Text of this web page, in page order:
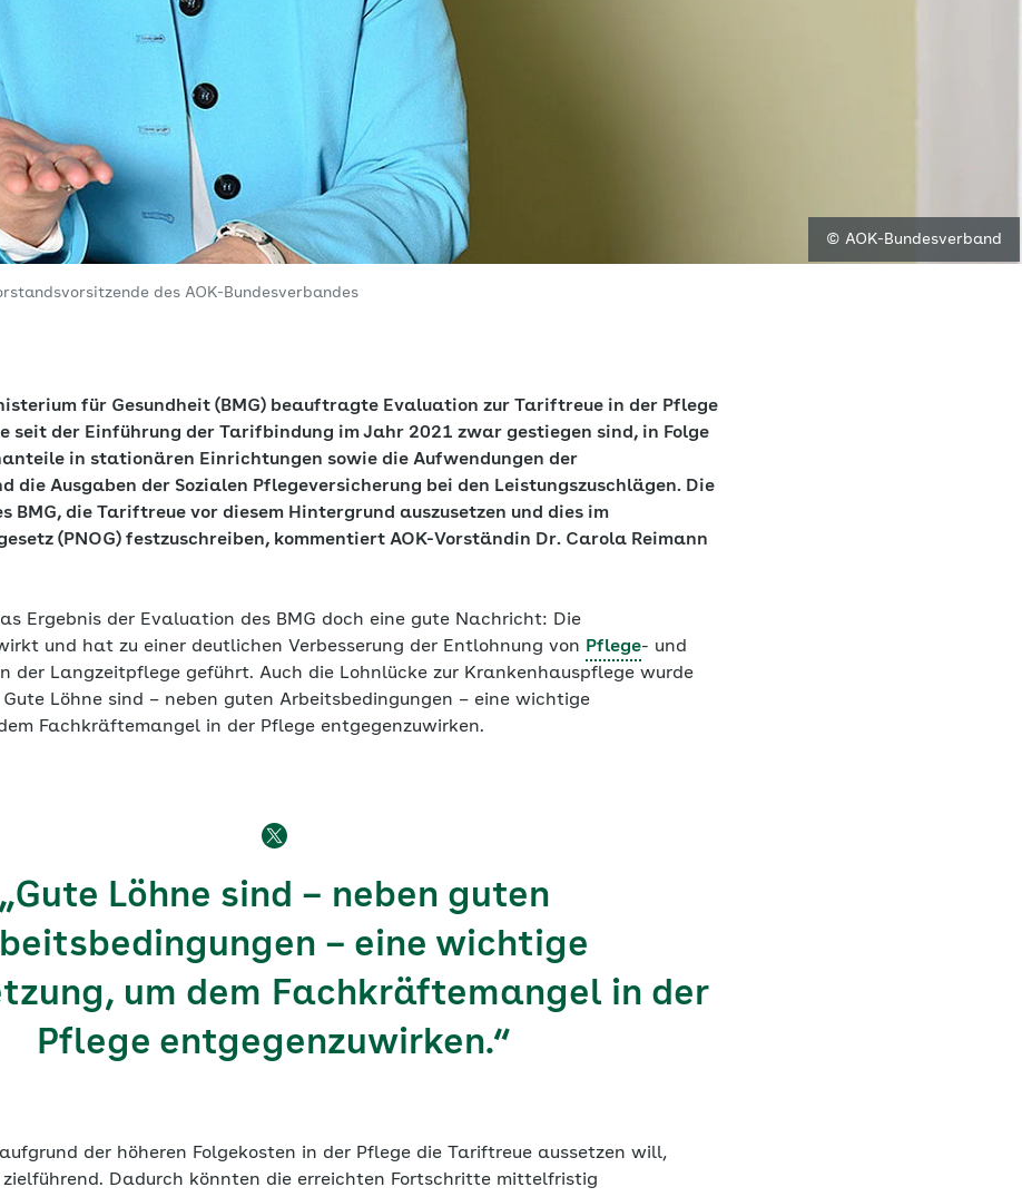
© AOK-Bundesverband
des AOK-Bundesverbandes
für Gesundheit (BMG) beauftragte Evaluation zur Tariftreue in der Pflege
seit der Einführung der Tarifbindung im Jahr 2021 zwar gestiegen sind, in Folge
in stationären Einrichtungen sowie die Aufwendungen der
die Ausgaben der Sozialen Pflegeversicherung bei den Leistungszuschlägen. Die
BMG, die Tariftreue vor diesem Hintergrund auszusetzen und dies im
(PNOG) festzuschreiben, kommentiert AOK-Vorständin Dr. Carola Reimann
Ergebnis der Evaluation des BMG doch eine gute Nachricht: Die
und hat zu einer deutlichen Verbesserung der Entlohnung von Pflege- und
der Langzeitpflege geführt. Auch die Lohnlücke zur Krankenhauspflege wurde
Löhne sind – neben guten Arbeitsbedingungen – eine wichtige
Fachkräftemangel in der Pflege entgegenzuwirken.
„Gute Löhne sind – neben guten
– eine wichtige
um dem Fachkräftemangel in der
Pflege entgegenzuwirken.“
der höheren Folgekosten in der Pflege die Tariftreue aussetzen will,
Dadurch könnten die erreichten Fortschritte mittelfristig